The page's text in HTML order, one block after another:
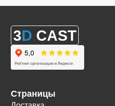
3D CAST
Страницы